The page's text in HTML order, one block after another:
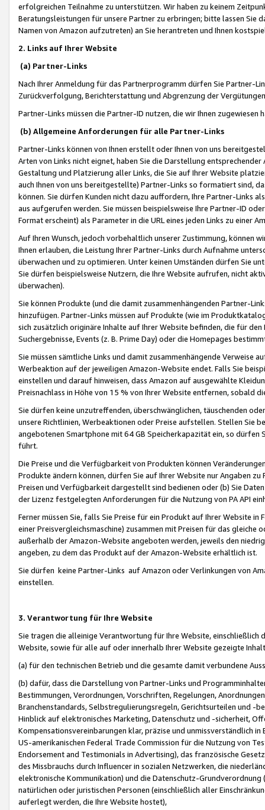
erfolgreichen Teilnahme zu unterstützen. Wir haben zu keinem
Beratungsleistungen für unsere Partner zu erbringen; bitte lassen Sie
Namen von Amazon aufzutreten) an Sie herantreten und Ihnen
2. Links auf Ihrer Website
(a) Partner-Links
Nach Ihrer Anmeldung für das Partnerprogramm dürfen Sie Partner-
Zurückverfolgung, Berichterstattung und Abgrenzung der
Partner-Links müssen die Partner-ID nutzen, die wir Ihnen zugewiesen
(b) Allgemeine Anforderungen für alle Partner-Links
Partner-Links können von Ihnen erstellt oder Ihnen von uns
Arten von Links nicht eignet, haben Sie die Darstellung
Gestaltung und Platzierung aller Links, die Sie auf Ihrer Website
auch Ihnen von uns bereitgestellte) Partner-Links so formatiert sind,
können. Sie dürfen Kunden nicht dazu auffordern, Ihre Partner-Links
aus aufgerufen werden. Sie müssen beispielsweise Ihre Partner-ID
Format erscheint) als Parameter in die URL eines jeden Links zu einer
Auf Ihren Wunsch, jedoch vorbehaltlich unserer Zustimmung, können
Ihnen erlauben, die Leistung Ihrer Partner-Links durch Aufnahme
überwachen und zu optimieren. Unter keinen Umständen dürfen Sie
Sie dürfen beispielsweise Nutzern, die Ihre Website aufrufen, nicht
überwachen).
Sie können Produkte (und die damit zusammenhängenden Partner-
hinzufügen. Partner-Links müssen auf Produkte (wie im
sich zusätzlich originäre Inhalte auf Ihrer Website befinden, die für
Suchergebnisse, Events (z. B. Prime Day) oder die Homepages
Sie müssen sämtliche Links und damit zusammenhängende
Werbeaktion auf der jeweiligen Amazon-Website endet. Falls Sie
einstellen und darauf hinweisen, dass Amazon auf ausgewählte
Preisnachlass in Höhe von 15 % von Ihrer Website entfernen, sobald
Sie dürfen keine unzutreffenden, überschwänglichen, täuschenden
unsere Richtlinien, Werbeaktionen oder Preise aufstellen. Stellen Sie
angebotenen Smartphone mit 64 GB Speicherkapazität ein, so dürfen
führt.
Die Preise und die Verfügbarkeit von Produkten können
Produkte ändern können, dürfen Sie auf Ihrer Website nur Angaben
Preisen und Verfügbarkeit dargestellt sind bedienen oder (b) Sie
der Lizenz festgelegten Anforderungen für die Nutzung von PA API
Ferner müssen Sie, falls Sie Preise für ein Produkt auf Ihrer Website
einer Preisvergleichsmaschine) zusammen mit Preisen für das
außerhalb der Amazon-Website angeboten werden, jeweils den
angeben, zu dem das Produkt auf der Amazon-Website erhältlich ist.
Sie dürfen keine Partner-Links auf Amazon oder Verlinkungen von
einstellen.
3. Verantwortung für Ihre Website
Sie tragen die alleinige Verantwortung für Ihre Website,
Website, sowie für alle auf oder innerhalb Ihrer Website gezeigte
(a) für den technischen Betrieb und die gesamte damit verbundene
(b) dafür, dass die Darstellung von Partner-Links und
Bestimmungen, Verordnungen, Vorschriften, Regelungen,
Branchenstandards, Selbstregulierungsregeln, Gerichtsurteilen und -
Hinblick auf elektronisches Marketing, Datenschutz und -sicherheit,
Kompensationsvereinbarungen klar, präzise und unmissverständlich
US-amerikanischen Federal Trade Commission für die Nutzung von
Endorsement and Testimonials in Advertising), das französische
des Missbrauchs durch Influencer in sozialen Netzwerken, die
elektronische Kommunikation) und die Datenschutz-
natürlichen oder juristischen Personen (einschließlich aller
auferlegt werden, die Ihre Website hostet),